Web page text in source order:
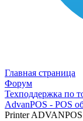
Главная страница
Форум
Техподдержка по
AdvanPOS - POS
Printer